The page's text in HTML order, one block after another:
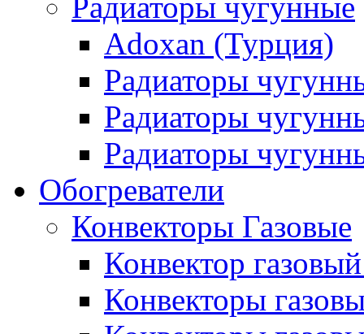
Adoxan (Турция)
Радиаторы
Радиаторы
Радиаторы
Обогреватели
Конвекторы Газовые
Конвектор
Конвекторы